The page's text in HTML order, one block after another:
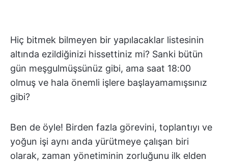
Hiç bitmek bilmeyen bir yapılacaklar listesinin
altında ezildiğinizi hissettiniz mi? Sanki bütün
gün meşgulmüşsünüz gibi, ama saat 18:00
olmuş ve hala önemli işlere başlayamamışsınız
gibi?
Ben de öyle! Birden fazla görevini, toplantıyı ve
yoğun işi aynı anda yürütmeye çalışan biri
olarak, zaman yönetiminin zorluğunu ilk elden